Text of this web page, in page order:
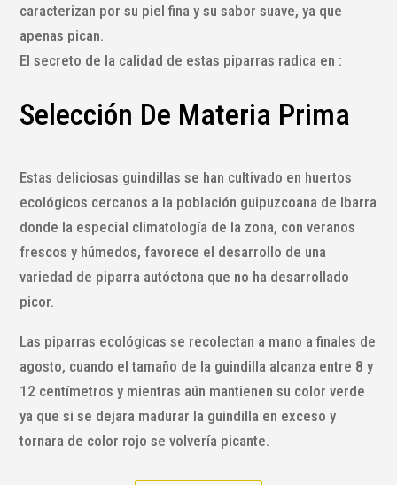
caracterizan por su piel fina y su sabor suave, ya que
apenas pican.
El secreto de la calidad de estas piparras radica en :
Selección De Materia Prima
Estas deliciosas guindillas se han cultivado en huertos
ecológicos cercanos a la población guipuzcoana de Ibarra
donde la especial climatología de la zona, con veranos
frescos y húmedos, favorece el desarrollo de una
variedad de piparra autóctona que no ha desarrollado
picor.
Las piparras ecológicas se recolectan a mano a finales de
agosto, cuando el tamaño de la guindilla alcanza entre 8 y
12 centímetros y mientras aún mantienen su color verde
ya que si se dejara madurar la guindilla en exceso y
tornara de color rojo se volvería picante.